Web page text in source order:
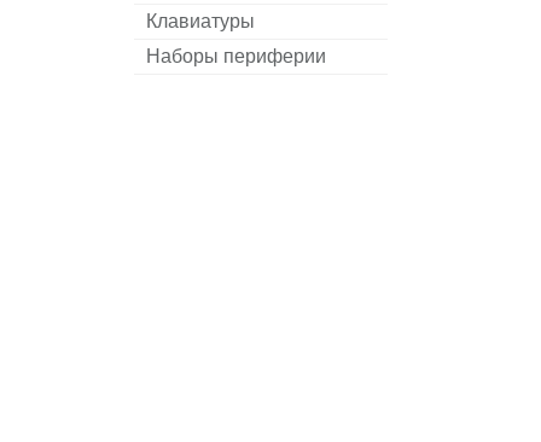
Клавиатуры
Наборы периферии